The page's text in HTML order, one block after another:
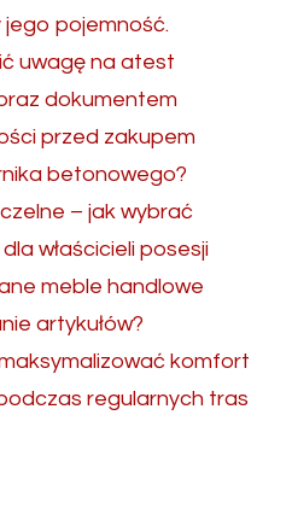
pojemność.
uwagę na atest
dokumentem
przed zakupem
betonowego?
– jak wybrać
właścicieli posesji
meble handlowe
artykułów?
komfort
regularnych tras